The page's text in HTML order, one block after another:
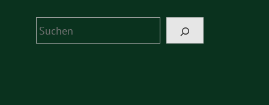
Suchen